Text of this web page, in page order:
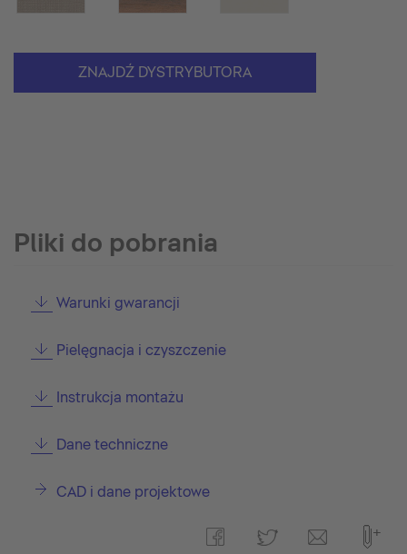
ZNAJDŹ DYSTRYBUTORA
Pliki do pobrania
Warunki gwarancji
Pielęgnacja i czyszczenie
Instrukcja montażu
Dane techniczne
CAD i dane projektowe